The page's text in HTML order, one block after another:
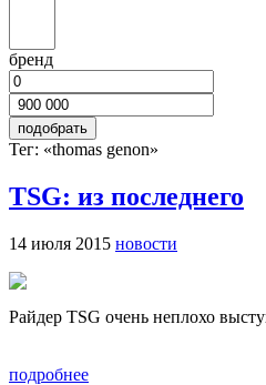
бренд
Тег: «thomas genon»
TSG: из последнего
14 июля 2015 новости
Райдер TSG очень неплохо
подробнее